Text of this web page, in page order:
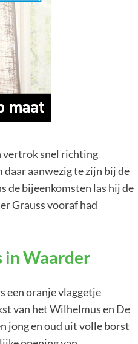
vertrok snel richting
aanwezig te zijn bij de
de bijeenkomsten las hij de
Grauss vooraf had
in Waarder
een oranje vlaggetje
van het Wilhelmus en De
jong en oud uit volle borst